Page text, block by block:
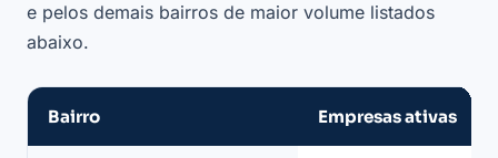
e pelos demais bairros de maior volume listados
abaixo.
Bairro Empresas ativas